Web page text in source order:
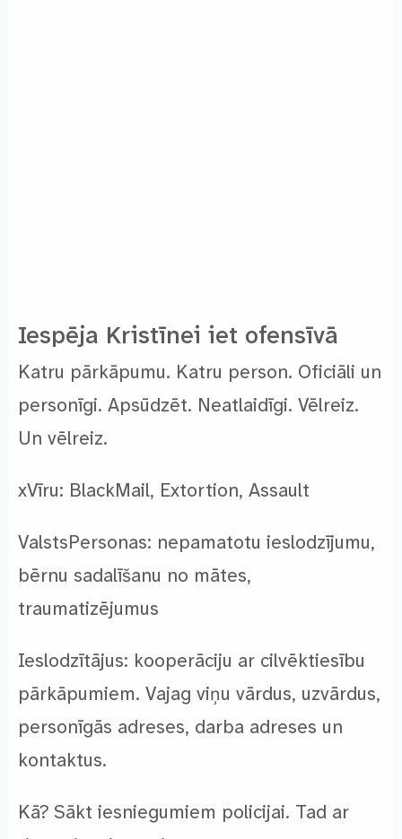
Iespēja Kristīnei iet ofensīvā
Katru pārkāpumu. Katru person. Oficiāli un
personīgi. Apsūdzēt. Neatlaidīgi. Vēlreiz.
Un vēlreiz.
xVīru: BlackMail, Extortion, Assault
ValstsPersonas: nepamatotu ieslodzījumu,
bērnu sadalīšanu no mātes,
traumatizējumus
Ieslodzītājus: kooperāciju ar cilvēktiesību
pārkāpumiem. Vajag viņu vārdus, uzvārdus,
personīgās adreses, darba adreses un
kontaktus.
Kā? Sākt iesniegumiem policijai. Tad ar